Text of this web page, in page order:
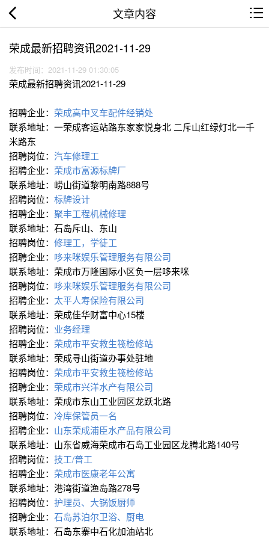
文章内容
荣成最新招聘资讯2021-11-29
发布时间：2021-11-29 01:30:05
荣成最新招聘资讯2021-11-29
招聘企业： 荣成高中叉车配件经销处
联系地址：一荣成客运站路东家家悦身北 二斥山红绿灯北一千
米路东
招聘岗位： 汽车修理工
招聘企业： 荣成市富源标牌厂
联系地址：崂山街道黎明南路888号
招聘岗位： 标牌设计
招聘企业： 聚丰工程机械修理
联系地址：石岛斥山、东山
招聘岗位： 修理工，学徒工
招聘企业： 哆来咪娱乐管理服务有限公司
联系地址：荣成市万隆国际小区负一层哆来咪
招聘岗位： 哆来咪娱乐管理服务有限公司
招聘企业： 太平人寿保险有限公司
联系地址：荣成佳华财富中心15楼
招聘岗位： 业务经理
招聘企业： 荣成市平安救生筏检修站
联系地址：荣成寻山街道办事处驻地
招聘岗位： 荣成市平安救生筏检修站
招聘企业： 荣成市兴洋水产有限公司
联系地址：荣成市东山工业园区龙跃北路
招聘岗位： 冷库保管员一名
招聘企业： 山东荣成浦臣水产品有限公司
联系地址：山东省威海荣成市石岛工业园区龙腾北路140号
招聘岗位： 技工/普工
招聘企业： 荣成市医康老年公寓
联系地址：港湾街道渔岛路278号
招聘岗位： 护理员、大锅饭厨师
招聘企业： 石岛苏泊尔卫浴、厨电
联系地址：石岛东寨中石化加油站北